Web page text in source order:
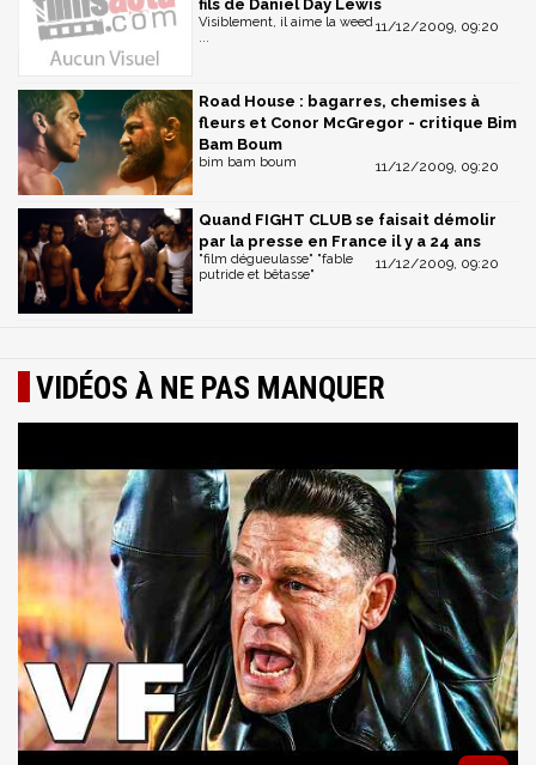
fils de Daniel Day Lewis
11/12/2009, 09:20
Visiblement, il aime la weed
...
Road House : bagarres, chemises à
fleurs et Conor McGregor - critique Bim
Bam Boum
11/12/2009, 09:20
bim bam boum
Quand FIGHT CLUB se faisait démolir
par la presse en France il y a 24 ans
11/12/2009, 09:20
"film dégueulasse" "fable
putride et bêtasse"
VIDÉOS À NE PAS MANQUER